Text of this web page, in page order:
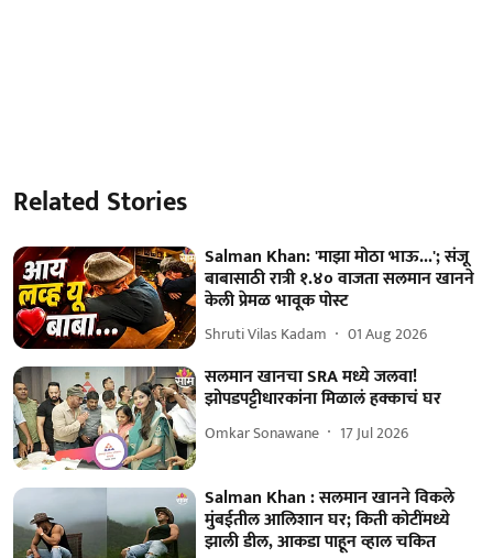
Related Stories
Salman Khan: 'माझा मोठा भाऊ...'; संजू
बाबासाठी रात्री १.४० वाजता सलमान खानने
केली प्रेमळ भावूक पोस्ट
Shruti Vilas Kadam 01 Aug 2026
सलमान खानचा SRA मध्ये जलवा!
झोपडपट्टीधारकांना मिळालं हक्काचं घर
Omkar Sonawane 17 Jul 2026
Salman Khan : सलमान खानने विकले
मुंबईतील आलिशान घर; किती कोटींमध्ये
झाली डील, आकडा पाहून व्हाल चकित